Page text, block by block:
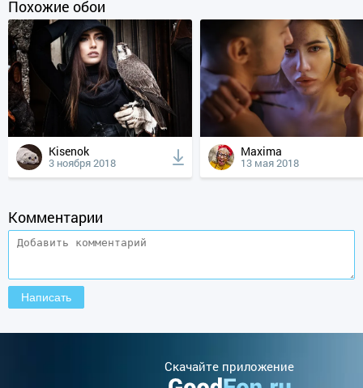
Похожие обои
Kisenok
3 ноября 2018
Maxima
13 мая 2018
Комментарии
Cкачайте приложение